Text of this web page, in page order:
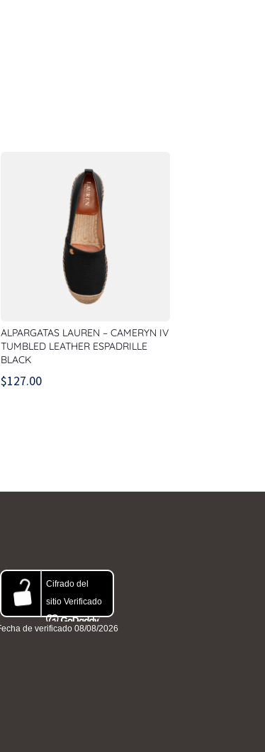
ALPARGATAS LAUREN – CAMERYN IV
TUMBLED LEATHER ESPADRILLE
BLACK
$127.00